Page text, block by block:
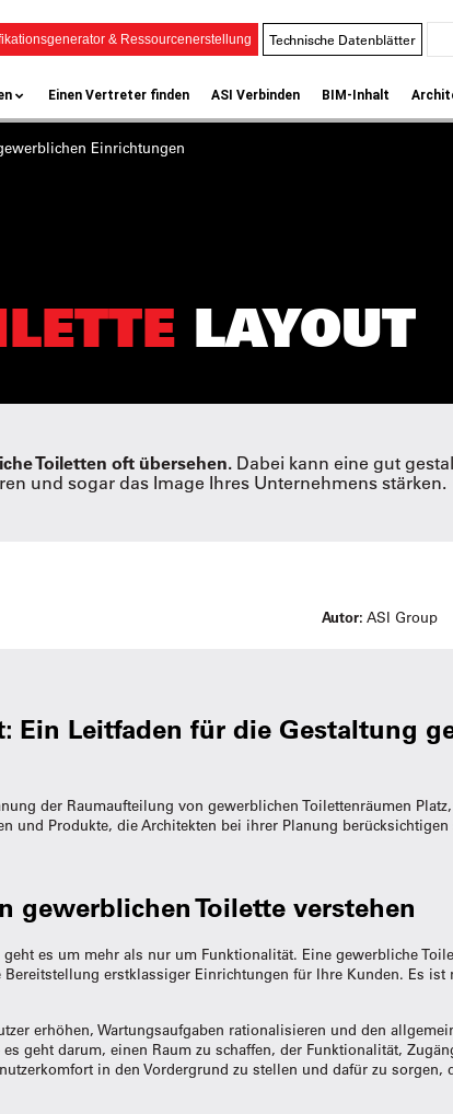
& Ressourcenerstellung Technische Datenblätter
Einen Vertreter finden ASI Verbinden BIM-Inhalt
Einrichtungen
LAYOUT
Toiletten oft übersehen. Dabei kann eine gut
und sogar das Image Ihres Unternehmens stärken.
Autor: ASI Group
Ein Leitfaden für die Gestaltung
der Raumaufteilung von gewerblichen Toilettenräumen
und Produkte, die Architekten bei ihrer Planung
gewerblichen Toilette verstehen
es um mehr als nur um Funktionalität. Eine gewerbliche
erstklassiger Einrichtungen für Ihre Kunden. Es
erhöhen, Wartungsaufgaben rationalisieren und den
geht darum, einen Raum zu schaffen, der Funktionalität,
in den Vordergrund zu stellen und dafür zu sorgen,